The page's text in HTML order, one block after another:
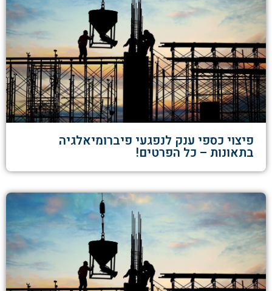
פיצוי כספי ענק לנפגעי פיברומיאלגיה
בתאונות – כל הפרטים!